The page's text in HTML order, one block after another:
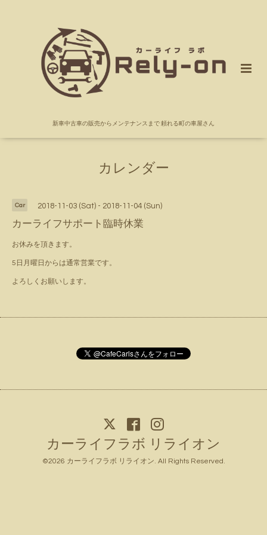
新車中古車の販売からメンテナンスまで 頼れる町の車屋さん
カレンダー
Car 2018-11-03 (Sat) - 2018-11-04 (Sun)
カーライフサポート臨時休業
お休みを頂きます。
5日月曜日からは通常営業です。
よろしくお願いします。
カーライフラボ リライオン
©2026 カーライフラボ リライオン. All Rights Reserved.